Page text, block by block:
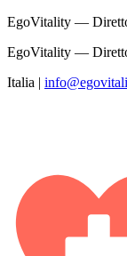
EgoVitality —
EgoVitality —
Italia |